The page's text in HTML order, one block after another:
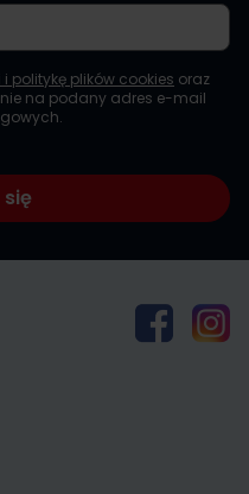
politykę plików cookies oraz
na podany adres e-mail